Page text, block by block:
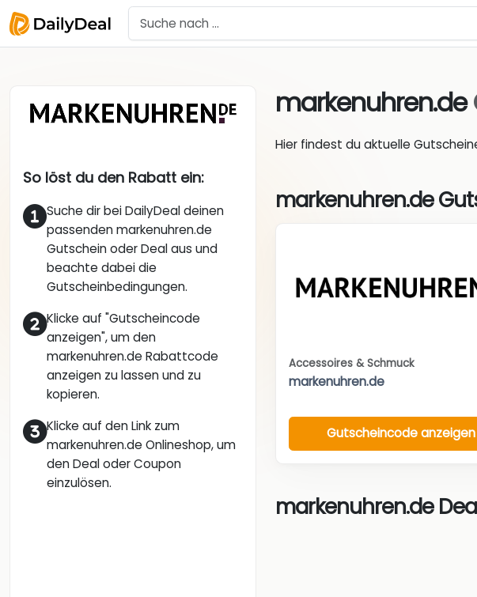
So löst du den Rabatt ein:
Suche dir bei DailyDeal deinen
passenden markenuhren.de
Gutschein oder Deal aus und
beachte dabei die
Gutscheinbedingungen.
Klicke auf "Gutscheincode
anzeigen", um den
markenuhren.de Rabattcode
anzeigen zu lassen und zu
kopieren.
Klicke auf den Link zum
markenuhren.de Onlineshop, um
den Deal oder Coupon
einzulösen.
markenuhren.de
Hier findest du aktuelle
markenuhren.de
Accessoires & Schmuck
markenuhren.de
Gutscheincode anzeigen
markenuhren.de